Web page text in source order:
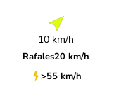
10 km/h
Rafales20 km/h
>55 km/h